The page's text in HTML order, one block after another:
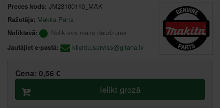
Preces kods: JM23100110_MAK
Ražotājs: Makita Parts
Noliktavā:
Noliktavā mazs daudzums
Jautājiet e-pastā:
klientu.serviss@gitana.lv
Cena: 0,56 €
Ielikt grozā